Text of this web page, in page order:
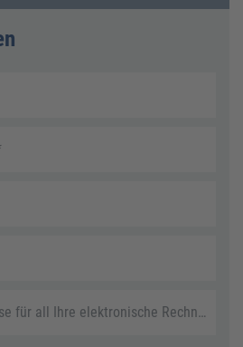
zentrale E-Mail-Adresse für all Ihre elektronische Rechnungen